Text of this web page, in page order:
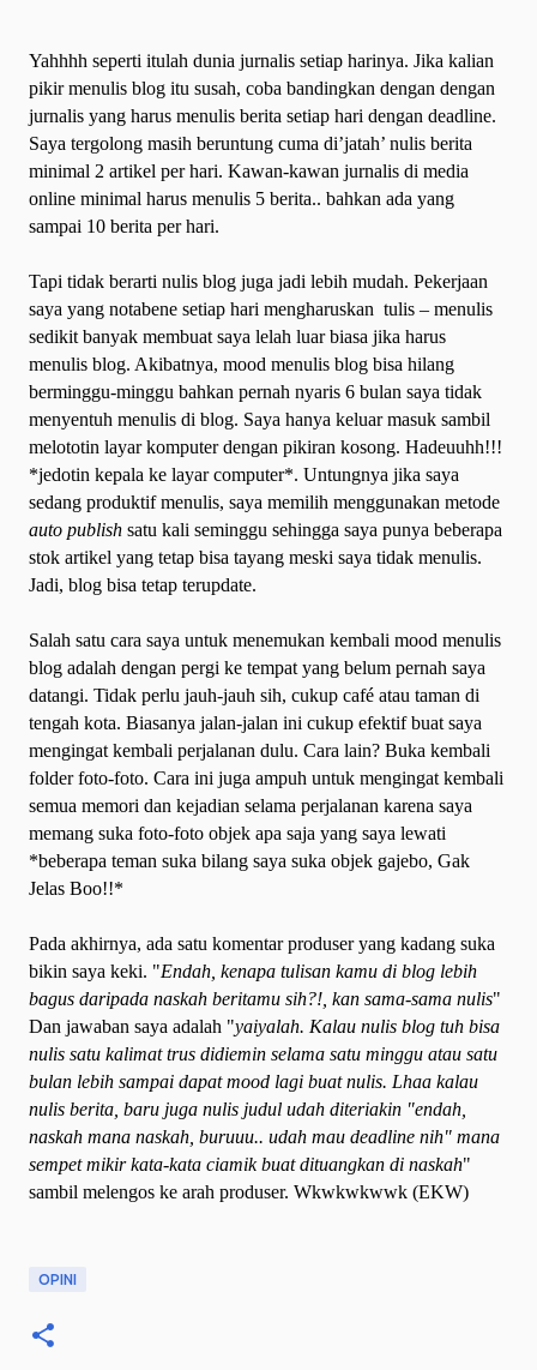
Yahhhh seperti itulah dunia jurnalis setiap harinya. Jika kalian
pikir menulis blog itu susah, coba bandingkan dengan dengan
jurnalis yang harus menulis berita setiap hari dengan deadline.
Saya tergolong masih beruntung cuma di’jatah’ nulis berita
minimal 2 artikel per hari. Kawan-kawan jurnalis di media
online minimal harus menulis 5 berita.. bahkan ada yang
sampai 10 berita per hari.
Tapi tidak berarti nulis blog juga jadi lebih mudah. Pekerjaan
saya yang notabene setiap hari mengharuskan tulis – menulis
sedikit banyak membuat saya lelah luar biasa jika harus
menulis blog. Akibatnya, mood menulis blog bisa hilang
berminggu-minggu bahkan pernah nyaris 6 bulan saya tidak
menyentuh menulis di blog. Saya hanya keluar masuk sambil
melototin layar komputer dengan pikiran kosong. Hadeuuhh!!!
*jedotin kepala ke layar computer*. Untungnya jika saya
sedang produktif menulis, saya memilih menggunakan metode
auto publish satu kali seminggu sehingga saya punya beberapa
stok artikel yang tetap bisa tayang meski saya tidak menulis.
Jadi, blog bisa tetap terupdate.
Salah satu cara saya untuk menemukan kembali mood menulis
blog adalah dengan pergi ke tempat yang belum pernah saya
datangi. Tidak perlu jauh-jauh sih, cukup café atau taman di
tengah kota. Biasanya jalan-jalan ini cukup efektif buat saya
mengingat kembali perjalanan dulu. Cara lain? Buka kembali
folder foto-foto. Cara ini juga ampuh untuk mengingat kembali
semua memori dan kejadian selama perjalanan karena saya
memang suka foto-foto objek apa saja yang saya lewati
*beberapa teman suka bilang saya suka objek gajebo, Gak
Jelas Boo!!*
Pada akhirnya, ada satu komentar produser yang kadang suka
bikin saya keki. "Endah, kenapa tulisan kamu di blog lebih
bagus daripada naskah beritamu sih?!, kan sama-sama nulis"
Dan jawaban saya adalah "yaiyalah. Kalau nulis blog tuh bisa
nulis satu kalimat trus didiemin selama satu minggu atau satu
bulan lebih sampai dapat mood lagi buat nulis. Lhaa kalau
nulis berita, baru juga nulis judul udah diteriakin "endah,
naskah mana naskah, buruuu.. udah mau deadline nih" mana
sempet mikir kata-kata ciamik buat dituangkan di naskah"
sambil melengos ke arah produser. Wkwkwkwwk (EKW)
OPINI